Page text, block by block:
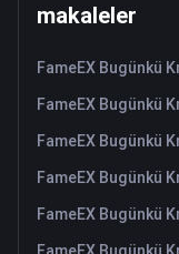
makaleler